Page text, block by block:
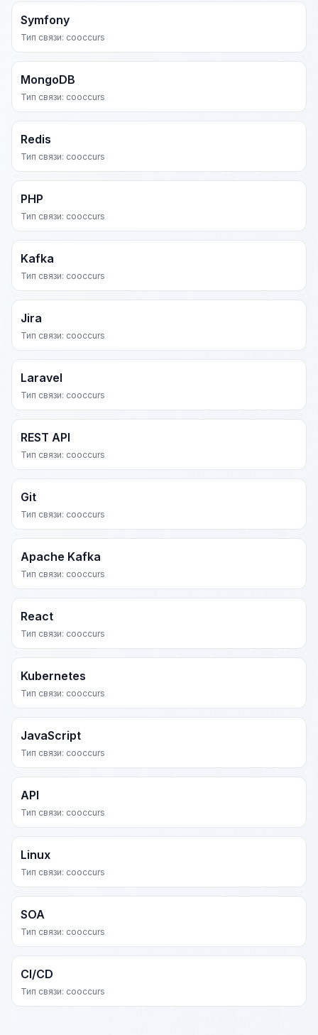
Symfony
Тип связи: cooccurs
MongoDB
Тип связи: cooccurs
Redis
Тип связи: cooccurs
PHP
Тип связи: cooccurs
Kafka
Тип связи: cooccurs
Jira
Тип связи: cooccurs
Laravel
Тип связи: cooccurs
REST API
Тип связи: cooccurs
Git
Тип связи: cooccurs
Apache Kafka
Тип связи: cooccurs
React
Тип связи: cooccurs
Kubernetes
Тип связи: cooccurs
JavaScript
Тип связи: cooccurs
API
Тип связи: cooccurs
Linux
Тип связи: cooccurs
SOA
Тип связи: cooccurs
CI/CD
Тип связи: cooccurs